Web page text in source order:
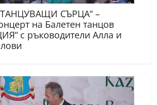
СЪРЦА“ –
на Балетен танцов
с ръководители Алла и